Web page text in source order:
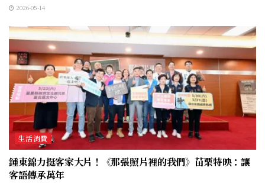
2026-05-14
生活消費
鍾東錦力挺客家大片！《那張照片裡的我們》苗栗特映：讓
客語傳承萬年